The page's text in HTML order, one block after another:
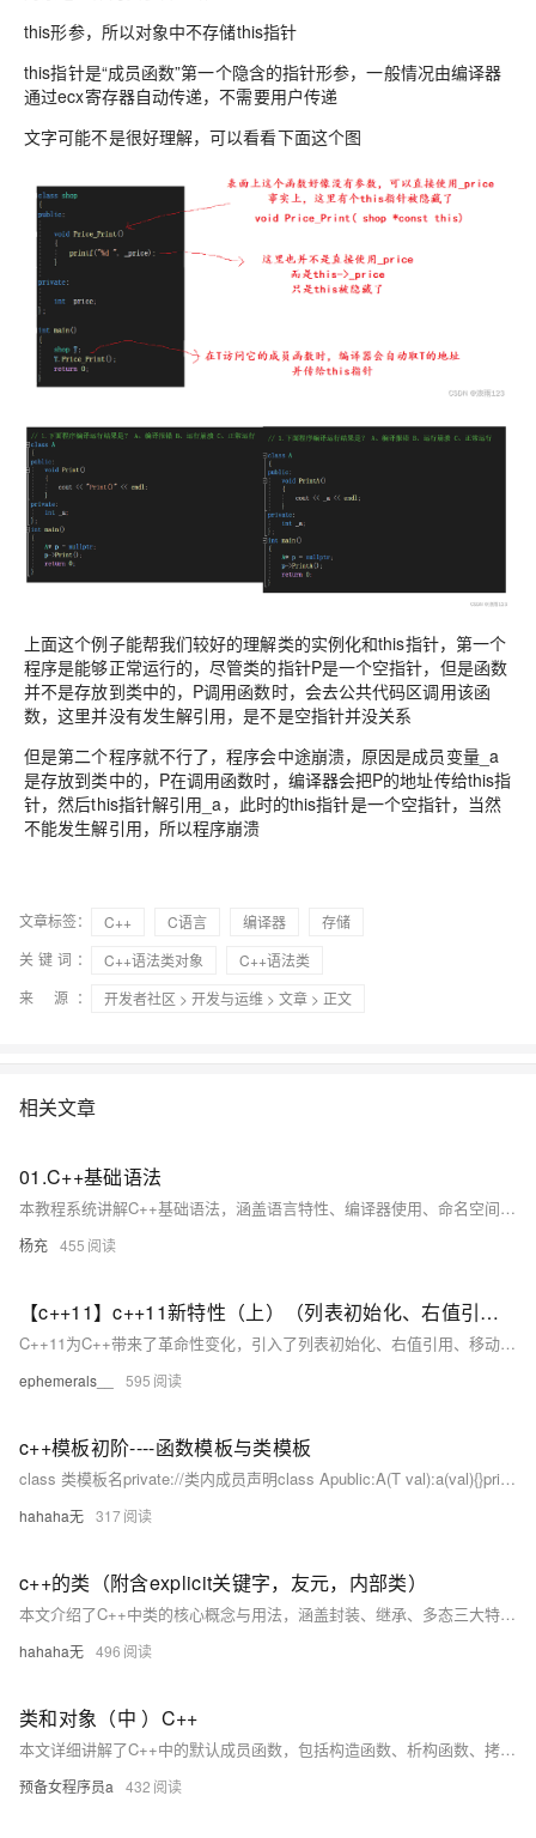
this形参，所以对象中不存储this指针
this指针是“成员函数”第一个隐含的指针形参，一般情况由编译器
通过ecx寄存器自动传递，不需要用户传递
文字可能不是很好理解，可以看看下面这个图
上面这个例子能帮我们较好的理解类的实例化和this指针，第一个
程序是能够正常运行的，尽管类的指针P是一个空指针，但是函数
并不是存放到类中的，P调用函数时，会去公共代码区调用该函
数，这里并没有发生解引用，是不是空指针并没关系
但是第二个程序就不行了，程序会中途崩溃，原因是成员变量_a
是存放到类中的，P在调用函数时，编译器会把P的地址传给this指
针，然后this指针解引用_a，此时的this指针是一个空指针，当然
不能发生解引用，所以程序崩溃
文章标签： C++ C语言 编译器
存储
关键词：
C++语法类对象
C++语法类
来 源：
开发者社区 > 开发与运维 > 文章 > 正文
相关文章
01.C++基础语法
本教程系统讲解C++基础语法，涵盖语言特性、编译器使用、命名空间、头文件、修饰符与关键字等核心内容，助你快速掌握C++编程基础。
杨充 455
【c++11】c++11新特性（上）（列表初始化、右值引用和移动语义、类的新默认成员函数、lambda表达式）
C++11为C++带来了革命性变化，引入了列表初始化、右值引用、移动语义、类的新默认成员函数和lambda表达式等特性。列表初始化统一了对象初始化方式，initializer_list简化了容器多元素初始化；右值引用和移动语义优化了资源管理，减少拷贝开销；类新增移动构造和移动赋值函数提升性能；lambda表达式提供匿名函数对象，增强代码简洁性和灵活性。这些特性共同推动了现代C++编程的发展，提升了开发效率与程序性能。
ephemerals__ 595
c++模板初阶----函数模板与类模板
class 类模板名private://类内成员声明class Apublic:A(T val):a(val){}private:T a;return 0;运行结果：注意：类模板中的成员函数若是放在类外定义时，需要加模板参数列表。return 0;
hahaha无 317
c++的类（附含explicit关键字，友元，内部类）
本文介绍了C++中类的核心概念与用法，涵盖封装、继承、多态三大特性。重点讲解了类的定义（`class`与`struct`）、访问限定符（`private`、`public`、`protected`）、类的作用域及成员函数的声明与定义分离。同时深入探讨了类的大小计算、`this`指针、默认成员函数（构造函数、析构函数、拷贝构造、赋值重载）以及运算符重载等内容。 文章还详细分析了`explicit`关键字的作用、静态成员（变量与函数）、友元（友元函数与友元类）的概念及其使用场景，并简要介绍了内部类的特性。
hahaha无 496
类和对象（中 ）C++
本文详细讲解了C++中的默认成员函数，包括构造函数、析构函数、拷贝构造函数、赋值运算符重载和取地址运算符重载等内容。重点分析了各函数的特点、使用场景及相互关系，如构造函数的主要任务是初始化对象，而非创建空间；析构函数用于清理资源；拷贝构造与赋值运算符的区别在于前者用于创建新对象，后者用于已存在的对象赋值。同时，文章还探讨了运算符重载的规则及其应用场景，并通过实例加深理解。最后强调，若类中存在资源管理，需显式定义拷贝构造和赋值运算符以避免浅拷贝问题。
预备女程序员a 432